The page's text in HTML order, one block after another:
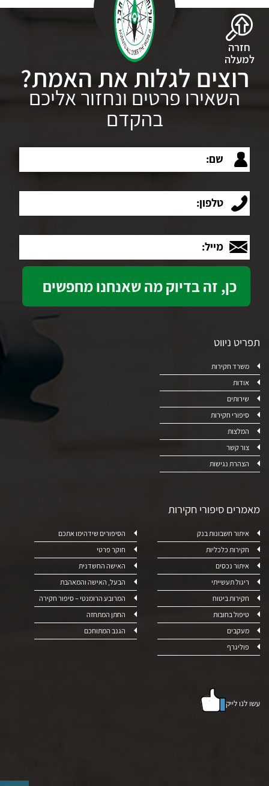
חזרה
למעלה
רוצים לגלות את האמת?
השאירו פרטים ונחזור אליכם
בהקדם
שם:
טלפון:
מייל:
תפריט ניווט
משרד חקירות
אודות
שירותים
סיפורי חקירות
המלצות
צור קשר
הצהרת נגישות
מאמרים סיפורי חקירות
איתור חשבונות בנק
חקירות כלכליות
איתור נכסים
ריגול תעשייתי
חקירות ביטוח
טיפול בחובות
מעקבים
פוליגרף
הסיפורים שידהימו אתכם
חוקר פרטי
האישה החשדנית
הבעל, האישה והמאהבת
המרובע הרומנטי – סיפור חקירה
החתן המתחזה
הגנב המתוחכם
עשו לנו לייק